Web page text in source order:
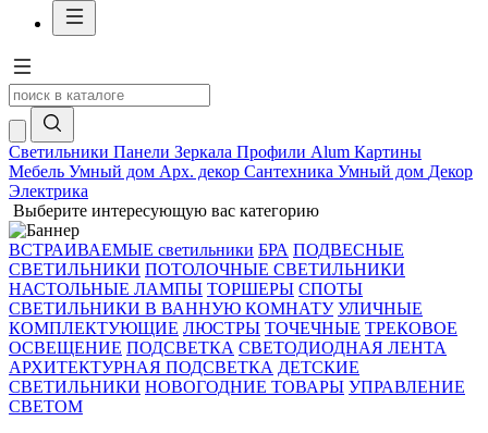
Светильники Панели Зеркала Профили Alum Картины
Мебель Умный дом Арх. декор Сантехника Умный дом Декор
Электрика
Выберите интересующую вас категорию
ВСТРАИВАЕМЫЕ светильники БРА ПОДВЕСНЫЕ
СВЕТИЛЬНИКИ ПОТОЛОЧНЫЕ СВЕТИЛЬНИКИ
НАСТОЛЬНЫЕ ЛАМПЫ ТОРШЕРЫ СПОТЫ
СВЕТИЛЬНИКИ В ВАННУЮ КОМНАТУ УЛИЧНЫЕ
КОМПЛЕКТУЮЩИЕ ЛЮСТРЫ ТОЧЕЧНЫЕ ТРЕКОВОЕ
ОСВЕЩЕНИЕ ПОДСВЕТКА СВЕТОДИОДНАЯ ЛЕНТА
АРХИТЕКТУРНАЯ ПОДСВЕТКА ДЕТСКИЕ
СВЕТИЛЬНИКИ НОВОГОДНИЕ ТОВАРЫ УПРАВЛЕНИЕ
СВЕТОМ